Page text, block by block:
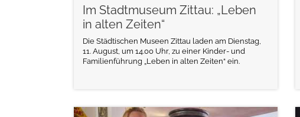
Im Stadtmuseum Zittau: „Leben
in alten Zeiten“
Die Städtischen Museen Zittau laden am Dienstag,
11. August, um 14.00 Uhr, zu einer Kinder- und
Familienführung „Leben in alten Zeiten“ ein.